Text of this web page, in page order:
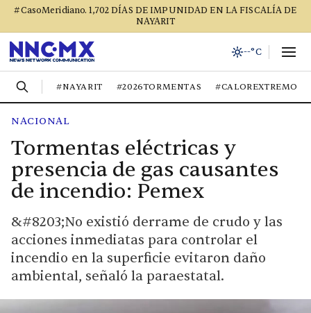
#CasoMeridiano. 1,702 DÍAS DE IMPUNIDAD EN LA FISCALÍA DE
NAYARIT
--°C
#NAYARIT #2026TORMENTAS #CALOREXTREMO
NACIONAL
Tormentas eléctricas y
presencia de gas causantes
de incendio: Pemex
&#8203;No existió derrame de crudo y las
acciones inmediatas para controlar el
incendio en la superficie evitaron daño
ambiental, señaló la paraestatal.